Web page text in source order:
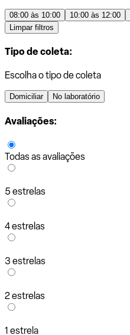
08:00 às 10:00 10:00 às 12:00
Limpar filtros
Tipo de coleta:
Escolha o tipo de coleta
Domiciliar No laboratório
Avaliações:
Todas as avaliações
5 estrelas
4 estrelas
3 estrelas
2 estrelas
1 estrela